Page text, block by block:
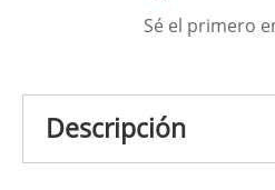
Sé el primero
Descripción